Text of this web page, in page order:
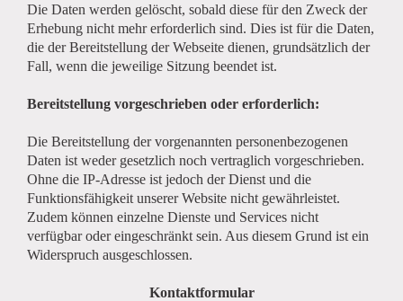
Die Daten werden gelöscht, sobald diese für den Zweck der
Erhebung nicht mehr erforderlich sind. Dies ist für die Daten,
die der Bereitstellung der Webseite dienen, grundsätzlich der
Fall, wenn die jeweilige Sitzung beendet ist.
Bereitstellung vorgeschrieben oder erforderlich:
Die Bereitstellung der vorgenannten personenbezogenen
Daten ist weder gesetzlich noch vertraglich vorgeschrieben.
Ohne die IP-Adresse ist jedoch der Dienst und die
Funktionsfähigkeit unserer Website nicht gewährleistet.
Zudem können einzelne Dienste und Services nicht
verfügbar oder eingeschränkt sein. Aus diesem Grund ist ein
Widerspruch ausgeschlossen.
Kontaktformular